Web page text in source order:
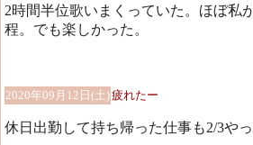
2時間半位歌いまくっていた。ほぼ私
程。でも楽しかった。
2020年09月12日(土)疲れたー
休日出勤して持ち帰った仕事も2/3やっ